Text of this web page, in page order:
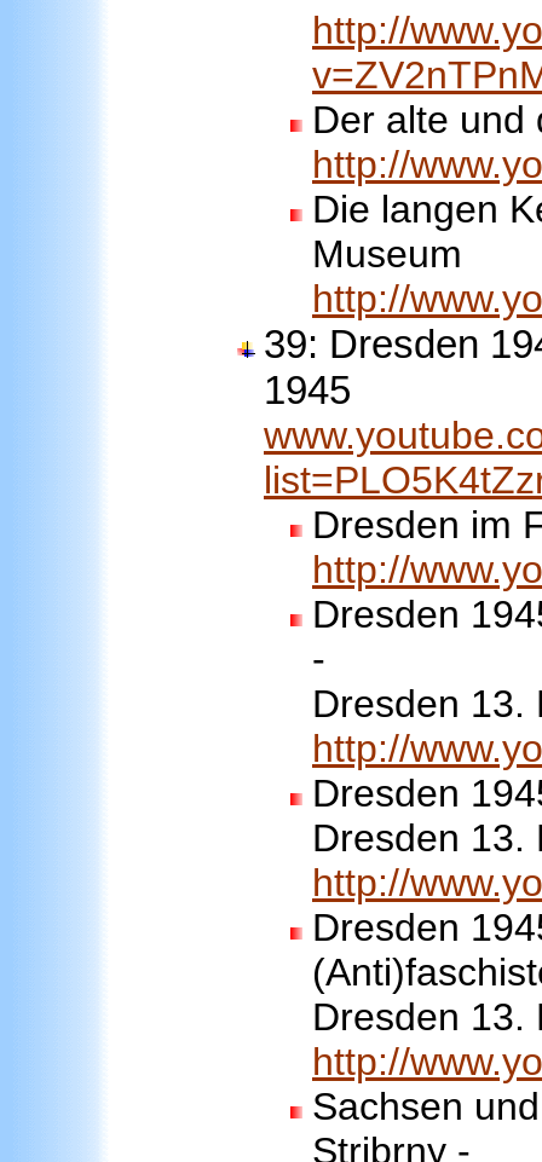
http://
Der alte und
http://
Die langen
Museum
http://
39: Dresden
1945
Dresden im
http://
Dresden
-
Dresden 13.
http://
Dresden
Dresden 13.
http://
Dresden
Dresden 13.
http://
Sachsen
Stribrny -